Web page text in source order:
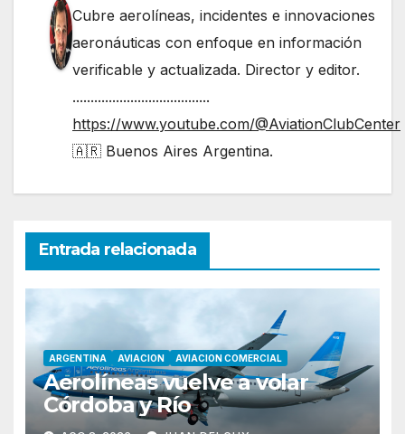
Cubre aerolíneas, incidentes e innovaciones
aeronáuticas con enfoque en información
verificable y actualizada. Director y editor.
......................................
https://www.youtube.com/@AviationClubCenter
🇦🇷 Buenos Aires Argentina.
Entrada relacionada
ARGENTINA AVIACION AVIACION COMERCIAL
Aerolíneas vuelve a volar
Córdoba y Río